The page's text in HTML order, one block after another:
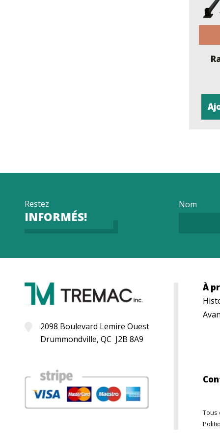
Restez
INFORMÉS!
Nom
2098 Boulevard Lemire Ouest
Drummondville, QC J2B 8A9
À
Tous